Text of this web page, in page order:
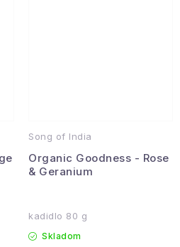
Song of India
Organic Goodness - Rose
& Geranium
kadidlo 80 g
Skladom